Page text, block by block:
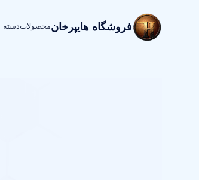
فروشگاه هایپرخانمحصولاتدسته